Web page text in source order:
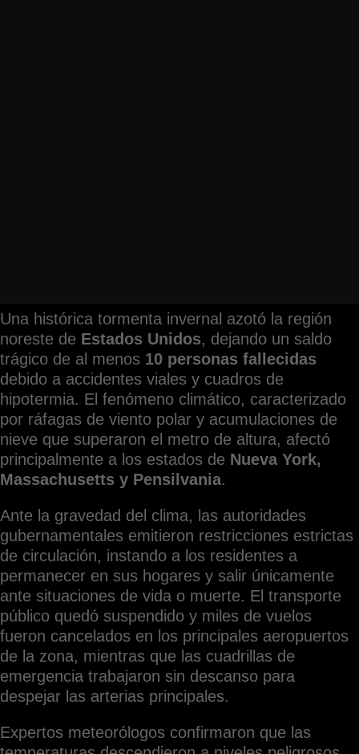
Una histórica tormenta invernal azotó la región
noreste de Estados Unidos, dejando un saldo
trágico de al menos 10 personas fallecidas
debido a accidentes viales y cuadros de
hipotermia. El fenómeno climático, caracterizado
por ráfagas de viento polar y acumulaciones de
nieve que superaron el metro de altura, afectó
principalmente a los estados de Nueva York,
Massachusetts y Pensilvania.
Ante la gravedad del clima, las autoridades
gubernamentales emitieron restricciones estrictas
de circulación, instando a los residentes a
permanecer en sus hogares y salir únicamente
ante situaciones de vida o muerte. El transporte
público quedó suspendido y miles de vuelos
fueron cancelados en los principales aeropuertos
de la zona, mientras que las cuadrillas de
emergencia trabajaron sin descanso para
despejar las arterias principales.
Expertos meteorólogos confirmaron que las